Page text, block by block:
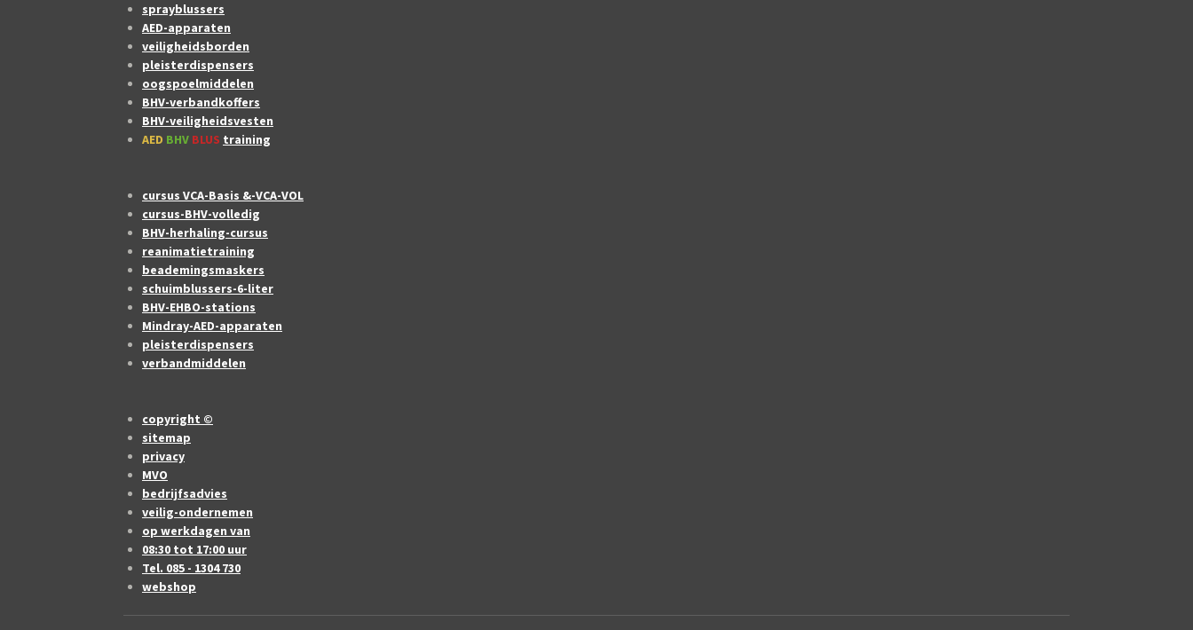
sprayblussers
AED-apparaten
veiligheidsborden
pleisterdispensers
oogspoelmiddelen
BHV-verbandkoffers
BHV-veiligheidsvesten
AED BHV BLUS training
cursus VCA-Basis &-VCA-VOL
cursus-BHV-volledig
BHV-herhaling-cursus
reanimatietraining
beademingsmaskers
schuimblussers-6-liter
BHV-EHBO-stations
Mindray-AED-apparaten
pleisterdispensers
verbandmiddelen
copyright ©
sitemap
privacy
MVO
bedrijfsadvies
veilig-ondernemen
op werkdagen van
08:30 tot 17:00 uur
Tel. 085 - 1304 730
webshop